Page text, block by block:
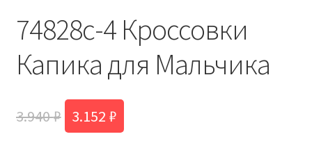
74828с-4 Кроссовки
Капика для Мальчика
3.940₽ Первоначальная
3.152 ₽